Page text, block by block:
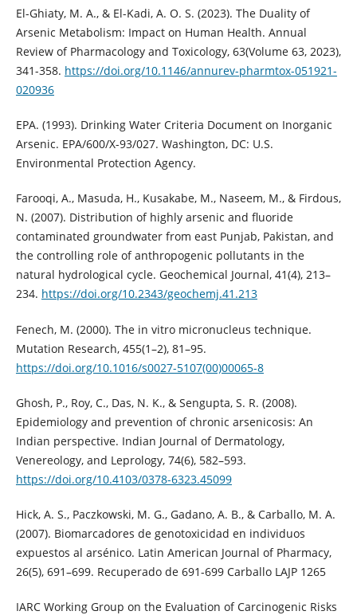
El-Ghiaty, M. A., & El-Kadi, A. O. S. (2023). The Duality of
Arsenic Metabolism: Impact on Human Health. Annual
Review of Pharmacology and Toxicology, 63(Volume 63, 2023),
341-358. https://doi.org/10.1146/annurev-pharmtox-051921-
020936
EPA. (1993). Drinking Water Criteria Document on Inorganic
Arsenic. EPA/600/X-93/027. Washington, DC: U.S.
Environmental Protection Agency.
Farooqi, A., Masuda, H., Kusakabe, M., Naseem, M., & Firdous,
N. (2007). Distribution of highly arsenic and fluoride
contaminated groundwater from east Punjab, Pakistan, and
the controlling role of anthropogenic pollutants in the
natural hydrological cycle. Geochemical Journal, 41(4), 213–
234. https://doi.org/10.2343/geochemj.41.213
Fenech, M. (2000). The in vitro micronucleus technique.
Mutation Research, 455(1–2), 81–95.
https://doi.org/10.1016/s0027-5107(00)00065-8
Ghosh, P., Roy, C., Das, N. K., & Sengupta, S. R. (2008).
Epidemiology and prevention of chronic arsenicosis: An
Indian perspective. Indian Journal of Dermatology,
Venereology, and Leprology, 74(6), 582–593.
https://doi.org/10.4103/0378-6323.45099
Hick, A. S., Paczkowski, M. G., Gadano, A. B., & Carballo, M. A.
(2007). Biomarcadores de genotoxicidad en individuos
expuestos al arsénico. Latin American Journal of Pharmacy,
26(5), 691–699. Recuperado de 691-699 Carballo LAJP 1265
IARC Working Group on the Evaluation of Carcinogenic Risks